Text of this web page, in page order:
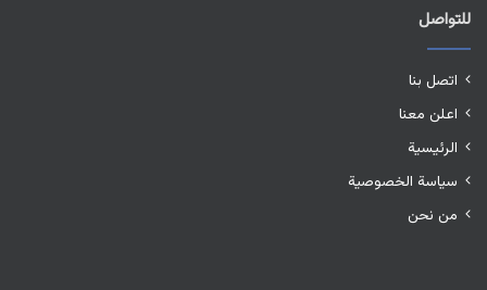
للتواصل
اتصل بنا
اعلن معنا
الرئيسية
سياسة الخصوصية
من نحن